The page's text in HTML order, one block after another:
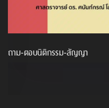
ถาม-ตอบนิติกรรม-สัญญา